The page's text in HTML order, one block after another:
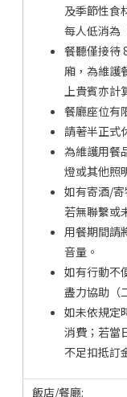
及季節性食
每人低消為
餐聽僅接待
廂，為維護
上貴賓亦計
餐廳座位有
請著半正式
為維護用餐
燈或其他照
如有寄酒/寄
若無聯繫或
用餐期間請
音量。
如有行動不
盡力協助（
如未依規定
消費；若當
不足扣抵訂